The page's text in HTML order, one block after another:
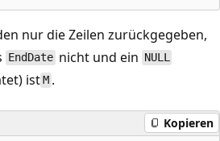
nur die Zeilen zurückgegeben,
EndDate nicht und ein NULL
istM.
Kopieren